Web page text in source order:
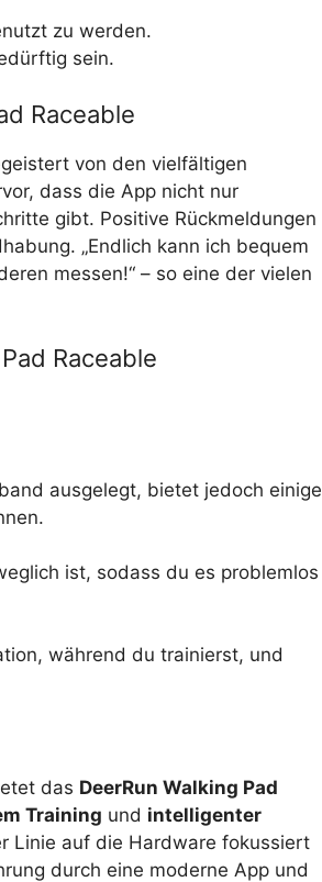
zu werden.
sein.
Raceable
von den vielfältigen
dass die App nicht nur
gibt. Positive Rückmeldungen
„Endlich kann ich bequem
messen!“ – so eine der vielen
Raceable
ausgelegt, bietet jedoch einige
ist, sodass du es problemlos
während du trainierst, und
das DeerRun Walking Pad
Training und intelligenter
Linie auf die Hardware fokussiert
durch eine moderne App und